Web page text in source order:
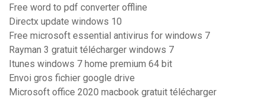
Free word to pdf converter offline
Directx update windows 10
Free microsoft essential antivirus for windows 7
Rayman 3 gratuit télécharger windows 7
Itunes windows 7 home premium 64 bit
Envoi gros fichier google drive
Microsoft office 2020 macbook gratuit télécharger